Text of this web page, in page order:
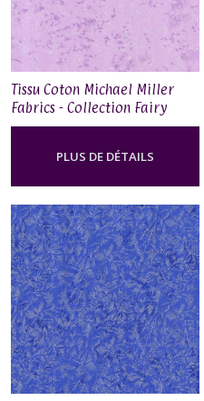
Tissu Coton Michael Miller
Fabrics - Collection Fairy
Frost - Girl
PLUS DE DÉTAILS